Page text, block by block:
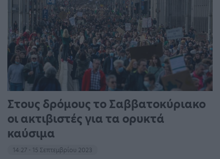
Στους δρόμους το Σαββατοκύριακο
οι ακτιβιστές για τα ορυκτά
καύσιμα
14:27 - 15 Σεπτεμβρίου 2023